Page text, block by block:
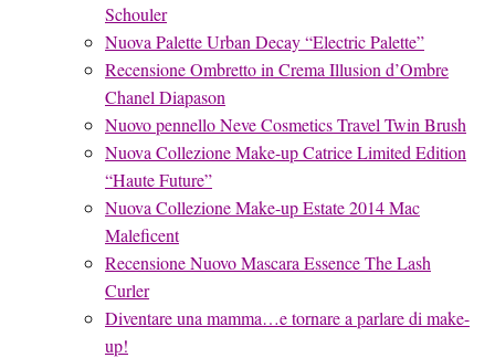
Schouler
Nuova Palette Urban Decay “Electric Palette”
Recensione Ombretto in Crema Illusion d’Ombre
Chanel Diapason
Nuovo pennello Neve Cosmetics Travel Twin Brush
Nuova Collezione Make-up Catrice Limited Edition
“Haute Future”
Nuova Collezione Make-up Estate 2014 Mac
Maleficent
Recensione Nuovo Mascara Essence The Lash
Curler
Diventare una mamma…e tornare a parlare di make-
up!